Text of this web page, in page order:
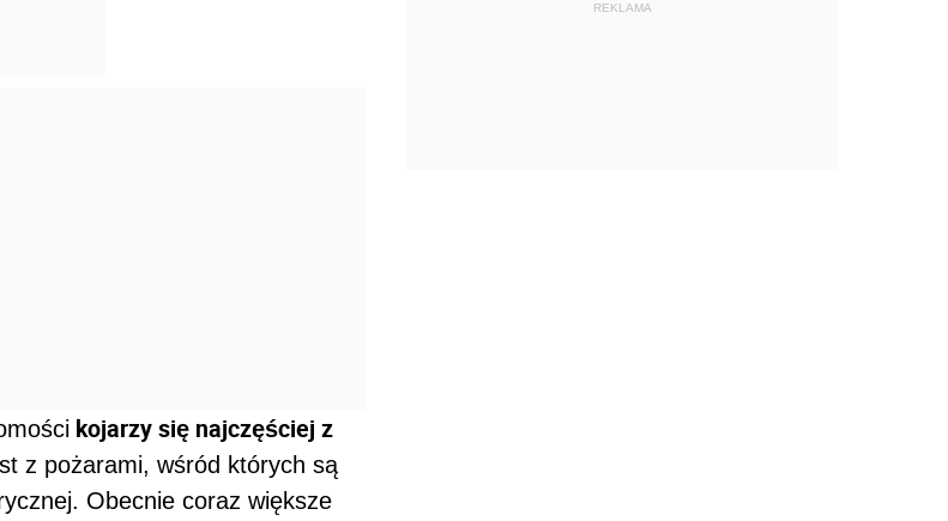
kojarzy się najczęściej z
z pożarami, wśród których są
Obecnie coraz większe
REKLAMA